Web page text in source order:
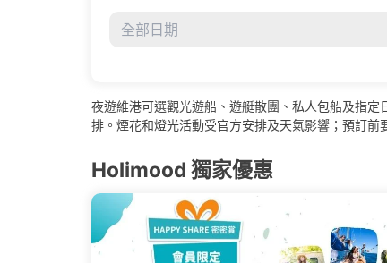
夜遊維港可選觀光遊船、遊艇散團、私人包船及指
排。煙花和燈光活動受官方安排及天氣影響；預訂
Holimood 獨家優惠